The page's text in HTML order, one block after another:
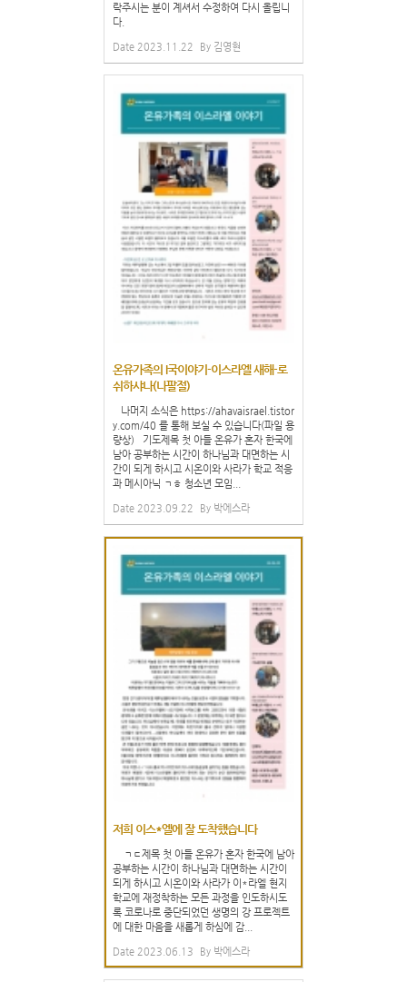
락주시는 분이 계셔서 수정하여 다시 올립니
다.
Date 2023.11.22 By 김영현
온유가족의 I국이야기-이스라엘 새해-로
쉬하샤나(나팔절)
나머지 소식은 https://ahavaisrael.tistor
y.com/40 를 통해 보실 수 있습니다(파일 용
량상) 기도제목 첫 아들 온유가 혼자 한국에
남아 공부하는 시간이 하나님과 대면하는 시
간이 되게 하시고 시온이와 사라가 학교 적응
과 메시아닉 ㄱㅎ 청소년 모임...
Date 2023.09.22 By 박에스라
저희 이스*엘에 잘 도착했습니다
ㄱㄷ제목 첫 아들 온유가 혼자 한국에 남아
공부하는 시간이 하나님과 대면하는 시간이
되게 하시고 시온이와 사라가 이*라엘 현지
학교에 재정착하는 모든 과정을 인도하시도
록 코로나로 중단되었던 생명의 강 프로젝트
에 대한 마음을 새롭게 하심에 감...
Date 2023.06.13 By 박에스라